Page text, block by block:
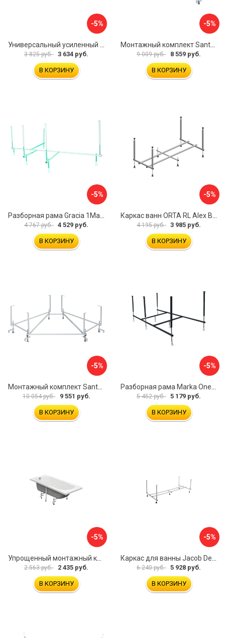
-5%
3 825 руб. 3 634 руб.
В КОРЗИНУ
-5%
9 009 руб. 8 559 руб.
В КОРЗИНУ
-5%
Разборная рама Gracia 1Marka 170 03гр1710
4 767 руб. 4 529 руб.
В КОРЗИНУ
-5%
Каркас ванн ORTA RL Alex Baitler KSO15
4 195 руб. 3 985 руб.
В КОРЗИНУ
-5%
10 054 руб. 9 551 руб.
В КОРЗИНУ
-5%
5 452 руб. 5 179 руб.
В КОРЗИНУ
-5%
2 563 руб. 2 435 руб.
В КОРЗИНУ
-5%
6 240 руб. 5 928 руб.
В КОРЗИНУ